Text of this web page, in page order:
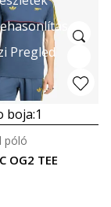
Pregled
boja:1
OG2 TEE
póló